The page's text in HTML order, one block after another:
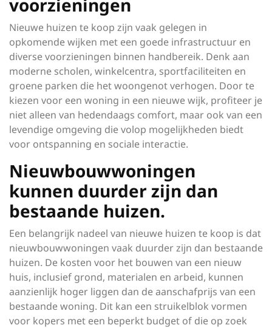
voorzieningen
Nieuwe huizen te koop zijn vaak gelegen in
opkomende wijken met een goede infrastructuur en
diverse voorzieningen binnen handbereik. Denk aan
moderne scholen, winkelcentra, sportfaciliteiten en
groene parken die het woongenot verhogen. Door te
kiezen voor een woning in een nieuwe wijk, profiteer je
niet alleen van hedendaags comfort, maar ook van een
levendige omgeving die volop mogelijkheden biedt
voor ontspanning en sociale interactie.
Nieuwbouwwoningen
kunnen duurder zijn dan
bestaande huizen.
Een belangrijk nadeel van nieuwe huizen te koop is dat
nieuwbouwwoningen vaak duurder zijn dan bestaande
huizen. De kosten voor het bouwen van een nieuw
huis, inclusief grond, materialen en arbeid, kunnen
aanzienlijk hoger liggen dan de aanschafprijs van een
bestaande woning. Dit kan een struikelblok vormen
voor kopers met een beperkt budget of die op zoek